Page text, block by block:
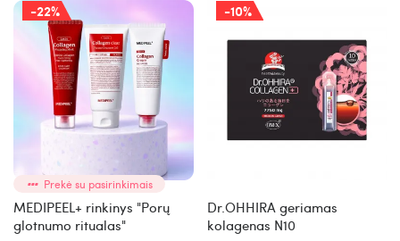
-22%
Prekė su pasirinkimais
MEDIPEEL+ rinkinys "Porų
glotnumo ritualas"
-10%
Dr.OHHIRA geriamas
kolagenas N10